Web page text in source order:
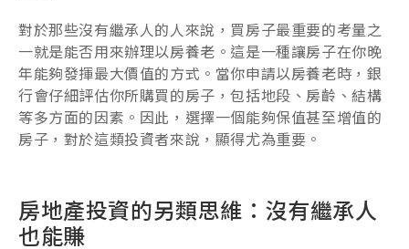
對於那些沒有繼承人的人來說，買房子最重要的考量之
一就是能否用來辦理以房養老。這是一種讓房子在你晚
年能夠發揮最大價值的方式。當你申請以房養老時，銀
行會仔細評估你所購買的房子，包括地段、房齡、結構
等多方面的因素。因此，選擇一個能夠保值甚至增值的
房子，對於這類投資者來說，顯得尤為重要。
房地產投資的另類思維：沒有繼承人
也能賺